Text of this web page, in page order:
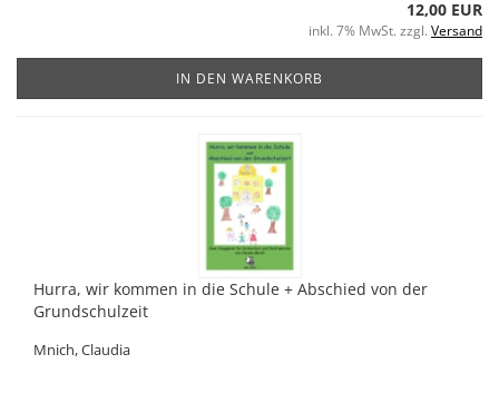
12,00 EUR
inkl. 7% MwSt. zzgl. Versand
IN DEN WARENKORB
Hurra, wir kommen in die Schule + Abschied von der
Grundschulzeit
Mnich, Claudia